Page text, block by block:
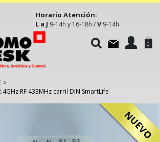
Horario Atención:
L a J 9-14h y 16-18h /V9-14h
0
>
RF 433MHz carril DIN SmartLife
NUEVO